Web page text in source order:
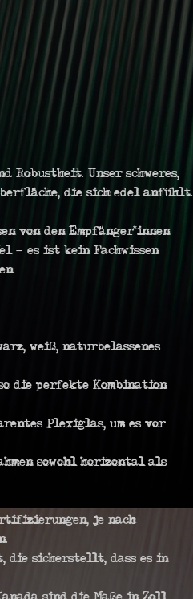
Robustheit. Unser schweres,
die sich edel anfühlt.
von den Empfänger*innen
– es ist kein Fachwissen
weiß, naturbelassenes
so die perfekte Kombination
Plexiglas, um es vor
sowohl horizontal als
je nach
die sicherstellt, dass es in